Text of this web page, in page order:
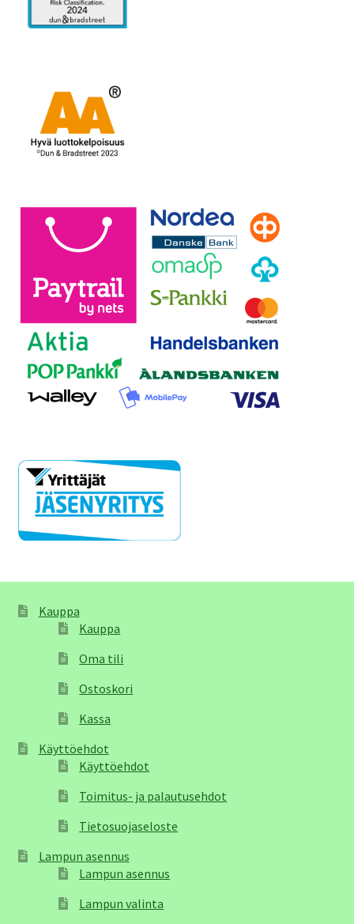
Kauppa
Kauppa
Oma tili
Ostoskori
Kassa
Käyttöehdot
Käyttöehdot
Toimitus- ja palautusehdot
Tietosuojaseloste
Lampun asennus
Lampun asennus
Lampun valinta